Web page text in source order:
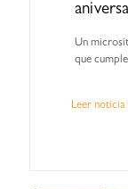
Un
que
Leer